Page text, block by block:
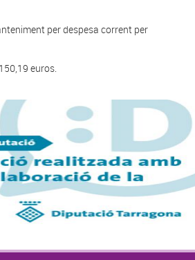
per despesa corrent per
euros.